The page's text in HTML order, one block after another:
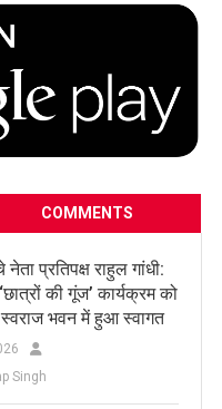
COMMENTS
प्रतिपक्ष राहुल गांधी:
की गूंज’ कार्यक्रम को
भवन में हुआ स्वागत
Singh